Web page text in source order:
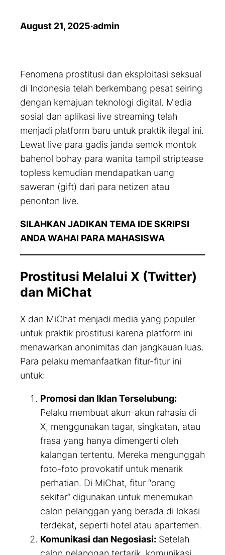
August 21, 2025·admin
Fenomena prostitusi dan eksploitasi seksual
di Indonesia telah berkembang pesat seiring
dengan kemajuan teknologi digital. Media
sosial dan aplikasi live streaming telah
menjadi platform baru untuk praktik ilegal ini.
Lewat live para gadis janda semok montok
bahenol bohay para wanita tampil striptease
topless kemudian mendapatkan uang
saweran (gift) dari para netizen atau
penonton live.
SILAHKAN JADIKAN TEMA IDE SKRIPSI
ANDA WAHAI PARA MAHASISWA
Prostitusi Melalui X (Twitter)
dan MiChat
X dan MiChat menjadi media yang populer
untuk praktik prostitusi karena platform ini
menawarkan anonimitas dan jangkauan luas.
Para pelaku memanfaatkan fitur-fitur ini
untuk:
Promosi dan Iklan Terselubung:
Pelaku membuat akun-akun rahasia di
X, menggunakan tagar, singkatan, atau
frasa yang hanya dimengerti oleh
kalangan tertentu. Mereka mengunggah
foto-foto provokatif untuk menarik
perhatian. Di MiChat, fitur “orang
sekitar” digunakan untuk menemukan
calon pelanggan yang berada di lokasi
terdekat, seperti hotel atau apartemen.
Komunikasi dan Negosiasi: Setelah